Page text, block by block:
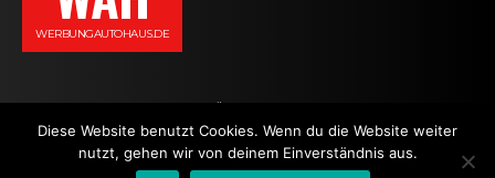
WERBUNGAUTOHAUS.DE
AGB DATENSCHUTZERKLÄRUNG
Diese Website benutzt Cookies. Wenn du die Website weiter
nutzt, gehen wir von deinem Einverständnis aus.